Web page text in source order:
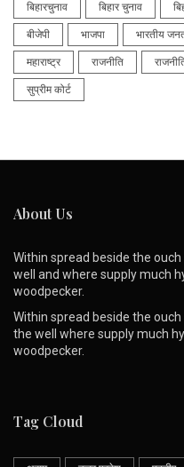
बिहारचुनाव बिहार चुनाव
बीजेपी भाजपा भारतीय
महाराष्ट्र राजनीति
सुप्रीम कोर्ट
About Us
Within spread beside the
well and where supply much
woodpecker.
Within spread beside the
the well where supply much
woodpecker.
Tag Cloud